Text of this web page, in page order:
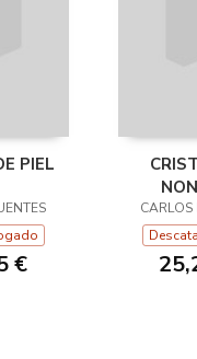
PIEL
€
CARLOS